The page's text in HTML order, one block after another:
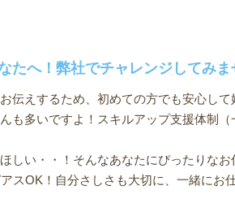
たへ！弊社でチャレンジしてみま
伝えするため、初めての方でも安心し
も多いですよ！スキルアップ支援体制
しい・・！そんなあなたにぴったりな
スOK！自分さしさも大切に、一緒にお